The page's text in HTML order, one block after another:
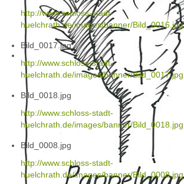
http://www.schloss-stadt-
huelchrath.de/images/banner/Bild_0016.jpg
Bild_0017.jpg
http://www.schloss-stadt-
huelchrath.de/images/banner/Bild_0017.jpg
Bild_0018.jpg
http://www.schloss-stadt-
huelchrath.de/images/banner/Bild_0018.jpg
Bild_0008.jpg
http://www.schloss-stadt-
huelchrath.de/images/banner/Bild_0008.jpg